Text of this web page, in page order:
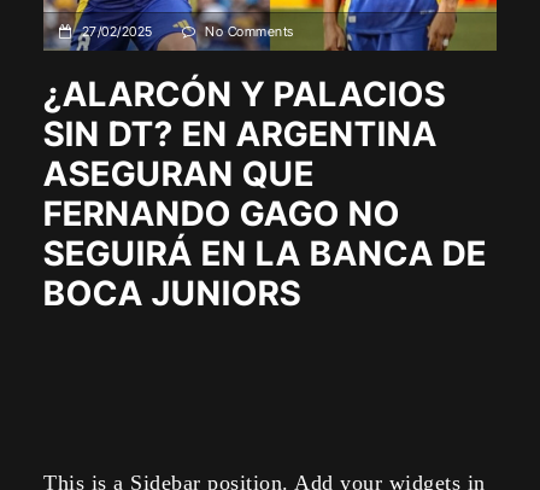
27/02/2025 No Comments
¿ALARCÓN Y PALACIOS
SIN DT? EN ARGENTINA
ASEGURAN QUE
FERNANDO GAGO NO
SEGUIRÁ EN LA BANCA DE
BOCA JUNIORS
This is a Sidebar position. Add your widgets in